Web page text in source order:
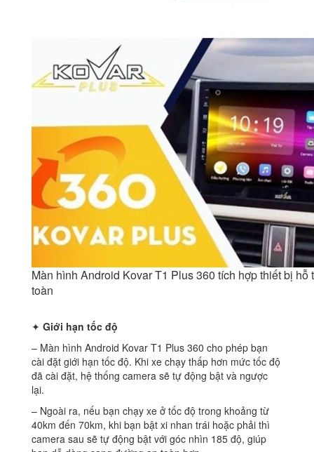
Màn hình Android Kovar T1 Plus 360 tích hợp thiết bị hỗ
toàn
✦ Giới hạn tốc độ
– Màn hình Android Kovar T1 Plus 360 cho phép bạn
cài đặt giới hạn tốc độ. Khi xe chạy thấp hơn mức tốc độ
đã cài đặt, hệ thống camera sẽ tự động bật và ngược
lại.
– Ngoài ra, nếu bạn chạy xe ở tốc độ trong khoảng từ
40km đến 70km, khi bạn bật xi nhan trái hoặc phải thì
camera sau sẽ tự động bật với góc nhìn 185 độ, giúp